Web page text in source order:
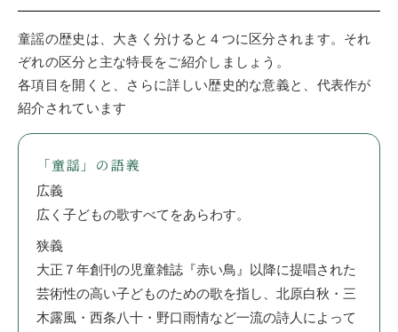
童謡の歴史は、大きく分けると４つに区分されます。それ
ぞれの区分と主な特長をご紹介しましょう。
各項目を開くと、さらに詳しい歴史的な意義と、代表作が
紹介されています
「童謡」の語義
広義
広く子どもの歌すべてをあらわす。
狭義
大正７年創刊の児童雑誌『赤い鳥』以降に提唱された
芸術性の高い子どものための歌を指し、北原白秋・三
木露風・西条八十・野口雨情など一流の詩人によって